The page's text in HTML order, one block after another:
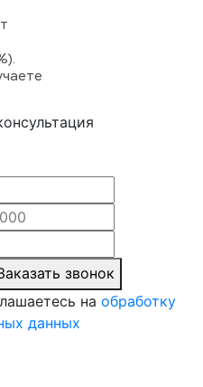
звонок
на обработку
данных